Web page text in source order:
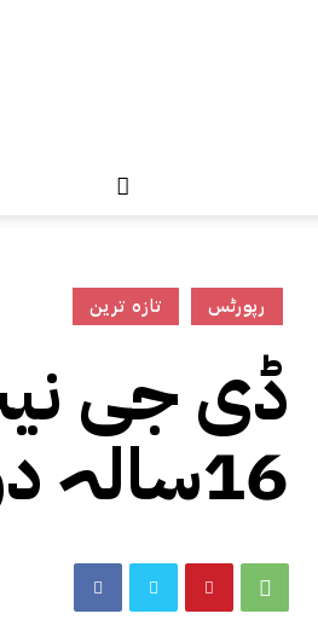
تازہ ترین رپورٹس
ڈی جی
16سالہ دور سے تقابلی جائزہ